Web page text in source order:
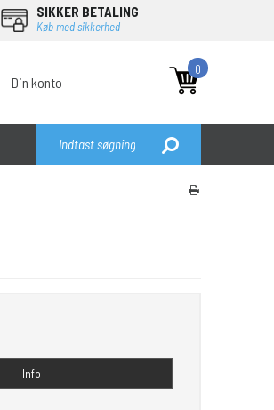
SIKKER BETALING
Køb med sikkerhed
Din konto
0
Info